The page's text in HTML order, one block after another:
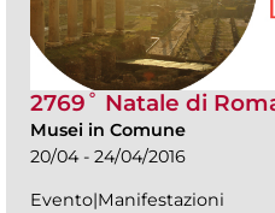
2769˚ Natale di
Musei in Comune
20/04 - 24/04/2016
Evento|Manifestazioni